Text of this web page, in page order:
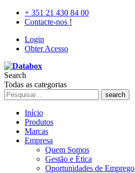
+ 351 21 430 84 00
Contacte-nos !
Login
Obter Acesso
Search
Todas as categorias
search
Início
Produtos
Marcas
Empresa
Quem Somos
Gestão e Ética
Oportunidades de Emprego